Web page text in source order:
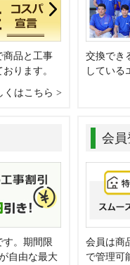
商品と工事
ります。
くはこちら
交換でき
している
す。期間限
自由な最大
会員
会員は商
で管理可